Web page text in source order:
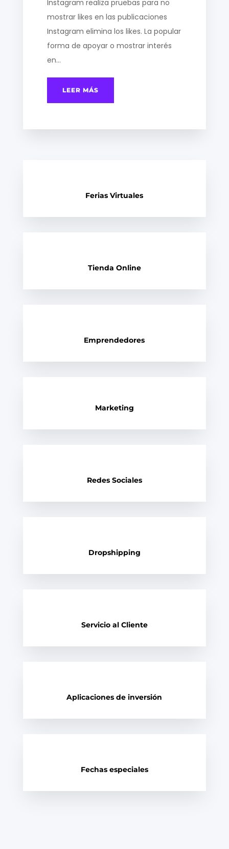
Instagram realiza pruebas para no
mostrar likes en las publicaciones
Instagram elimina los likes. La popular
forma de apoyar o mostrar interés
en...
LEER MÁS
Ferias Virtuales
Tienda Online
Emprendedores
Marketing
Redes Sociales
Dropshipping
Servicio al Cliente
Aplicaciones de inversión
Fechas especiales